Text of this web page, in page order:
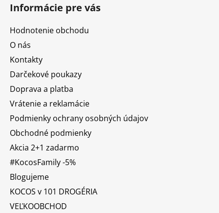
Informácie pre vás
Hodnotenie obchodu
O nás
Kontakty
Darčekové poukazy
Doprava a platba
Vrátenie a reklamácie
Podmienky ochrany osobných údajov
Obchodné podmienky
Akcia 2+1 zadarmo
#KocosFamily -5%
Blogujeme
KOCOS v 101 DROGÉRIA
VEĽKOOBCHOD